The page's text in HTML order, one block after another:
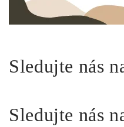
Sledujte nás
Sledujte nás